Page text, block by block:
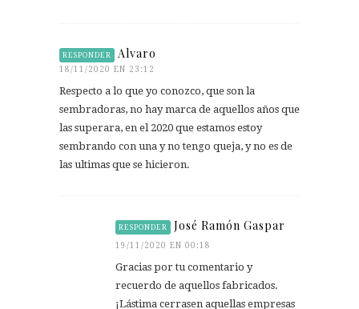
RESPONDER Alvaro
18/11/2020 EN 23:12
Respecto a lo que yo conozco, que son la
sembradoras, no hay marca de aquellos años que
las superara, en el 2020 que estamos estoy
sembrando con una y no tengo queja, y no es de
las ultimas que se hicieron.
RESPONDER José Ramón Gaspar
19/11/2020 EN 00:18
Gracias por tu comentario y
recuerdo de aquellos fabricados.
¡Lástima cerrasen aquellas empresas